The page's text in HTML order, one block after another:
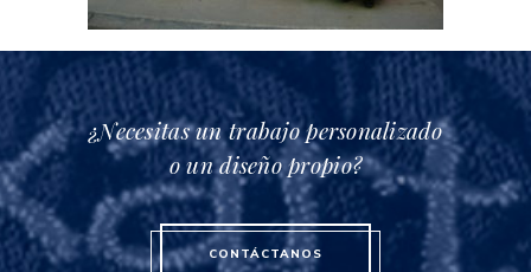
¿Necesitas un trabajo personalizado
o un diseño propio?
CONTÁCTANOS